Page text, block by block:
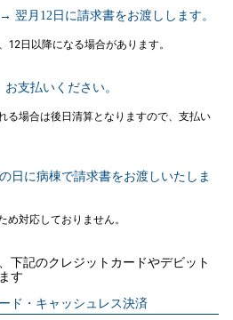
翌月12日に請求書をお渡しします。
日以降になる場合があります。
支払いください。
る場合は後日清算となりますので、支払い
日に病棟で請求書をお渡しいたしま
対応しておりません。
下記のクレジットカードやデビット
す
ド・キャッシュレス決済